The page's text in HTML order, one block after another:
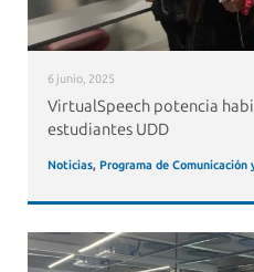
6 junio, 2025
VirtualSpeech potencia
estudiantes UDD
Noticias, Programa de Comunicación